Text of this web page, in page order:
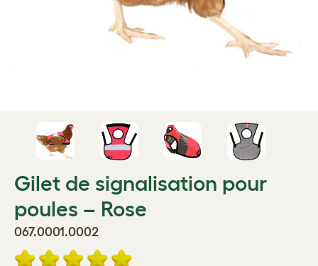
Gilet de signalisation pour
poules – Rose
067.0001.0002